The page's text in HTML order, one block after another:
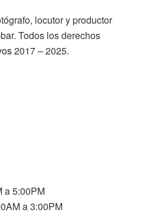
locutor y productor
Todos los derechos
2017 – 2025.
a 5:00PM
a 3:00PM